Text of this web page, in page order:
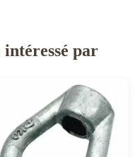
par